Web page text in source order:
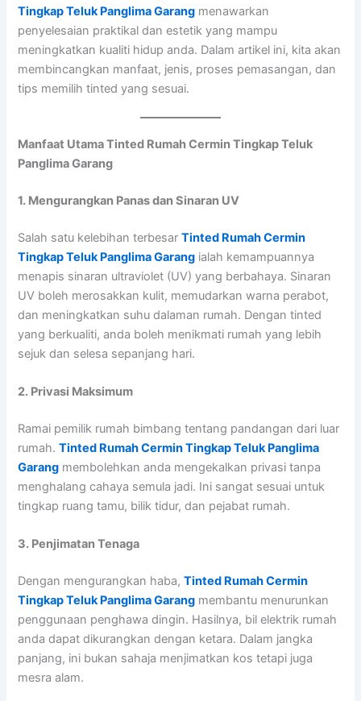
Tingkap Teluk Panglima Garang menawarkan
penyelesaian praktikal dan estetik yang mampu
meningkatkan kualiti hidup anda. Dalam artikel ini, kita akan
membincangkan manfaat, jenis, proses pemasangan, dan
tips memilih tinted yang sesuai.
Manfaat Utama Tinted Rumah Cermin Tingkap Teluk
Panglima Garang
1. Mengurangkan Panas dan Sinaran UV
Salah satu kelebihan terbesarTinted Rumah Cermin
Tingkap Teluk Panglima Garang ialah kemampuannya
menapis sinaran ultraviolet (UV) yang berbahaya. Sinaran
UV boleh merosakkan kulit, memudarkan warna perabot,
dan meningkatkan suhu dalaman rumah. Dengan tinted
yang berkualiti, anda boleh menikmati rumah yang lebih
sejuk dan selesa sepanjang hari.
2. Privasi Maksimum
Ramai pemilik rumah bimbang tentang pandangan dari luar
rumah.Tinted Rumah Cermin Tingkap Teluk Panglima
Garang membolehkan anda mengekalkan privasi tanpa
menghalang cahaya semula jadi. Ini sangat sesuai untuk
tingkap ruang tamu, bilik tidur, dan pejabat rumah.
3. Penjimatan Tenaga
Dengan mengurangkan haba,Tinted Rumah Cermin
Tingkap Teluk Panglima Garang membantu menurunkan
penggunaan penghawa dingin. Hasilnya, bil elektrik rumah
anda dapat dikurangkan dengan ketara. Dalam jangka
panjang, ini bukan sahaja menjimatkan kos tetapi juga
mesra alam.